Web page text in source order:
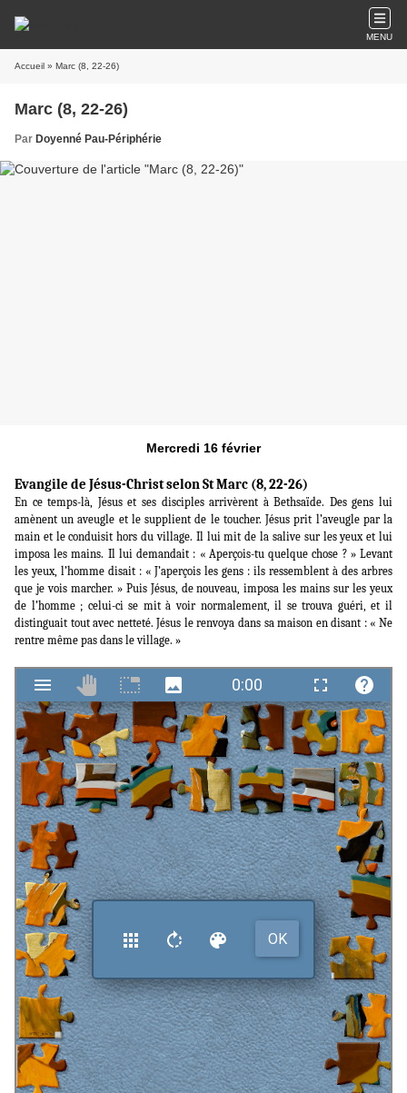
MENU
Accueil » Marc (8, 22-26)
Marc (8, 22-26)
Par Doyenné Pau-Périphérie
Mercredi 16 février
Evangile de Jésus-Christ selon St Marc (8, 22-26)
En ce temps-là, Jésus et ses disciples arrivèrent à Bethsaïde. Des gens lui
amènent un aveugle et le supplient de le toucher. Jésus prit l’aveugle par la
main et le conduisit hors du village. Il lui mit de la salive sur les yeux et lui
imposa les mains. Il lui demandait : « Aperçois-tu quelque chose ? » Levant
les yeux, l’homme disait : « J’aperçois les gens : ils ressemblent à des arbres
que je vois marcher. » Puis Jésus, de nouveau, imposa les mains sur les yeux
de l’homme ; celui-ci se mit à voir normalement, il se trouva guéri, et il
distinguait tout avec netteté. Jésus le renvoya dans sa maison en disant : « Ne
rentre même pas dans le village. »